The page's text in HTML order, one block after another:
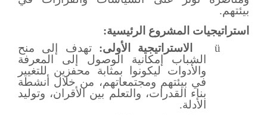
بيئتهم.
استراتيجيات المشروع الرئيسية:
ü
الاستراتيجية الأولى: تهدف إلى منح
الشباب إمكانية الوصول إلى المعرفة
والأدوات ليكونوا بمثابة محفزين للتغيير
في بيئتهم ومجتمعاتهم، من خلال أنشطة
بناء القدرات، والتعلم بين الأقران، وتوليد
الأدلة.